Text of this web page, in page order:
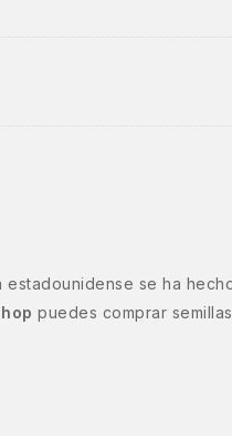
se ha
puedes comprar